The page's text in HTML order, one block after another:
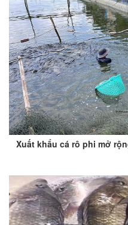
Xuất khẩu cá rô phi mở